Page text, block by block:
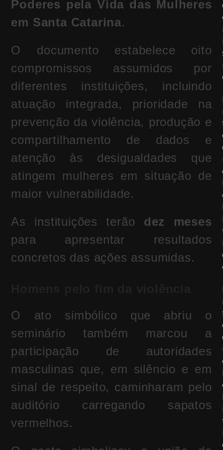
Poderes pela Vida das Mulheres
em Santa Catarina.
O documento estabelece oito
compromissos assumidos por
diferentes instituições, incluindo
atuação integrada, prioridade na
prevenção da violência, produção e
compartilhamento de dados e
atenção às desigualdades que
atingem mulheres em situação de
maior vulnerabilidade.
As instituições terão dez meses
para apresentar resultados
concretos das ações assumidas.
O ato simbólico que abriu o
seminário também marcou a
participação de autoridades
masculinas que, em silêncio e em
sinal de respeito, caminharam pelo
auditório carregando sapatos
vermelhos.